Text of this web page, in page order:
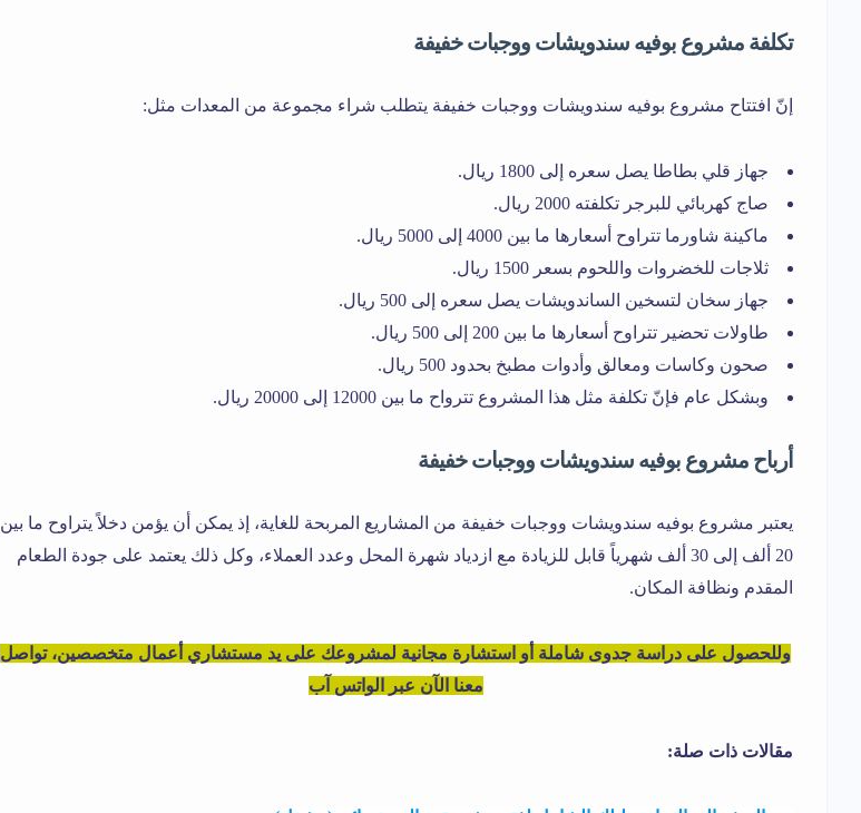
تكلفة مشروع بوفيه سندويشات ووجبات خفيفة
إنّ افتتاح مشروع بوفيه سندويشات ووجبات خفيفة يتطلب شراء مجموعة من المعدات مثل:
جهاز قلي بطاطا يصل سعره إلى 1800 ريال.
صاج كهربائي للبرجر تكلفته 2000 ريال.
ماكينة شاورما تتراوح أسعارها ما بين 4000 إلى 5000 ريال.
ثلاجات للخضروات واللحوم بسعر 1500 ريال.
جهاز سخان لتسخين الساندويشات يصل سعره إلى 500 ريال.
طاولات تحضير تتراوح أسعارها ما بين 200 إلى 500 ريال.
صحون وكاسات ومعالق وأدوات مطبخ بحدود 500 ريال.
وبشكل عام فإنّ تكلفة مثل هذا المشروع تترواح ما بين 12000 إلى 20000 ريال.
أرباح مشروع بوفيه سندويشات ووجبات خفيفة
يعتبر مشروع بوفيه سندويشات ووجبات خفيفة من المشاريع المربحة للغاية، إذ يمكن أن يؤمن دخلاً يتراوح ما بين
20 ألف إلى 30 ألف شهرياً قابل للزيادة مع ازدياد شهرة المحل وعدد العملاء، وكل ذلك يعتمد على جودة الطعام
المقدم ونظافة المكان.
وللحصول على دراسة جدوى شاملة أو استشارة مجانية لمشروعك على يد مستشاري أعمال متخصصين، تواصل
معنا الآن عبر الواتس آب
مقالات ذات صلة: